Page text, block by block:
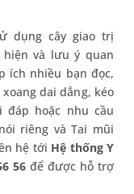
dụng cây giao trị
hiện và lưu ý quan
ích nhiều bạn đọc,
dai dẳng, kéo
đáp hoặc nhu cầu
riêng và Tai mũi
hệ tới Hệ thống Y
56 để được hỗ trợ